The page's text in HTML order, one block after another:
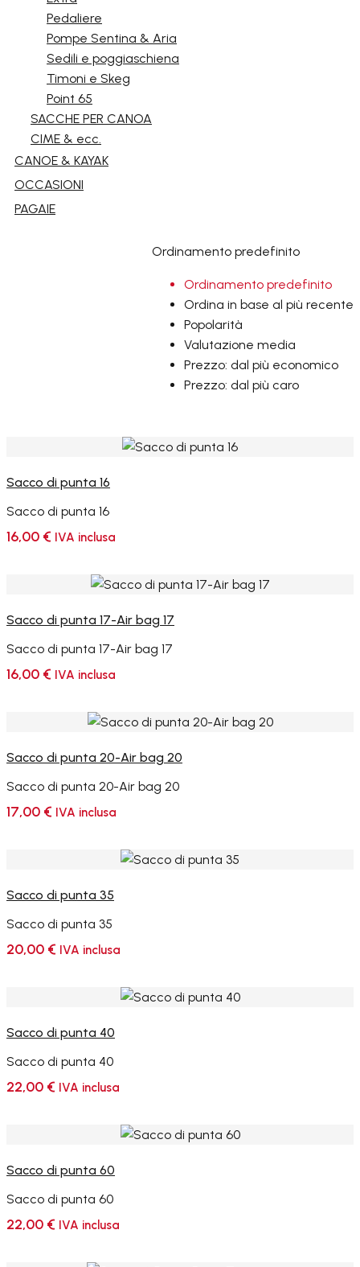
Pedaliere
Pompe Sentina & Aria
Sedili e poggiaschiena
Timoni e Skeg
Point 65
SACCHE PER CANOA
CIME & ecc.
CANOE & KAYAK
OCCASIONI
PAGAIE
Ordinamento predefinito
Ordinamento predefinito
Ordina in base al più recente
Popolarità
Valutazione media
Prezzo: dal più economico
Prezzo: dal più caro
Sacco di punta 16
Sacco di punta 16
16,00 € IVA inclusa
Sacco di punta 17-Air bag 17
Sacco di punta 17-Air bag 17
16,00 € IVA inclusa
Sacco di punta 20-Air bag 20
Sacco di punta 20-Air bag 20
17,00 € IVA inclusa
Sacco di punta 35
Sacco di punta 35
20,00 € IVA inclusa
Sacco di punta 40
Sacco di punta 40
22,00 € IVA inclusa
Sacco di punta 60
Sacco di punta 60
22,00 € IVA inclusa